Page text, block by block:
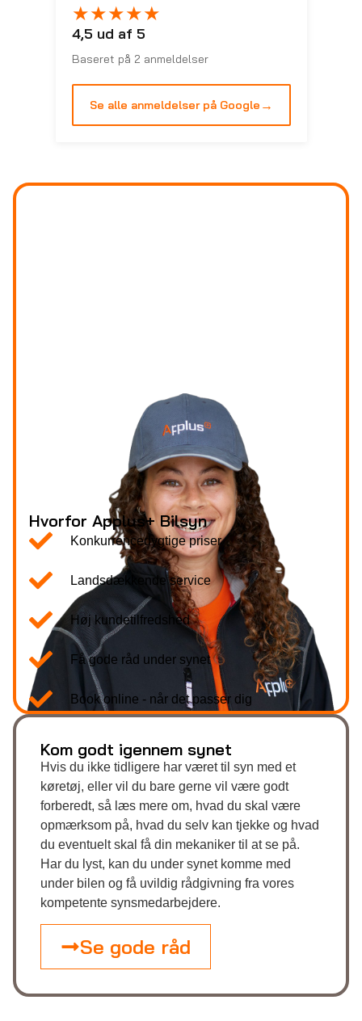
★★★★★
4,5 ud af 5
Baseret på 2 anmeldelser
Se alle anmeldelser på Google →
Hvorfor Applus+ Bilsyn
Konkurrencedygtige priser
Landsdækkende service
Høj kundetilfredshed
Få gode råd under synet
Book online - når det passer dig
Kom godt igennem synet
Hvis du ikke tidligere har været til syn med et
køretøj, eller vil du bare gerne vil være godt
forberedt, så læs mere om, hvad du skal være
opmærksom på, hvad du selv kan tjekke og hvad
du eventuelt skal få din mekaniker til at se på.
Har du lyst, kan du under synet komme med
under bilen og få uvildig rådgivning fra vores
kompetente synsmedarbejdere.
Se gode råd